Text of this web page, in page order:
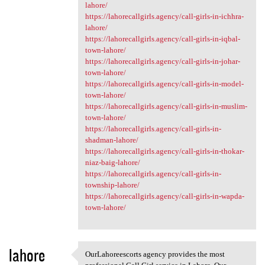
lahore/
https://lahorecallgirls.agency/call-girls-in-ichhra-
lahore/
https://lahorecallgirls.agency/call-girls-in-iqbal-
town-lahore/
https://lahorecallgirls.agency/call-girls-in-johar-
town-lahore/
https://lahorecallgirls.agency/call-girls-in-model-
town-lahore/
https://lahorecallgirls.agency/call-girls-in-muslim-
town-lahore/
https://lahorecallgirls.agency/call-girls-in-
shadman-lahore/
https://lahorecallgirls.agency/call-girls-in-thokar-
niaz-baig-lahore/
https://lahorecallgirls.agency/call-girls-in-
township-lahore/
https://lahorecallgirls.agency/call-girls-in-wapda-
town-lahore/
lahore
OurLahoreescorts agency provides the most